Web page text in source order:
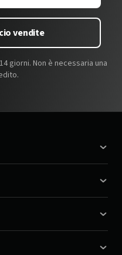
vendite
giorni. Non è necessaria una